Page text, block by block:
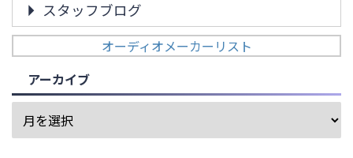
スタッフブログ
オーディオメーカーリスト
アーカイブ